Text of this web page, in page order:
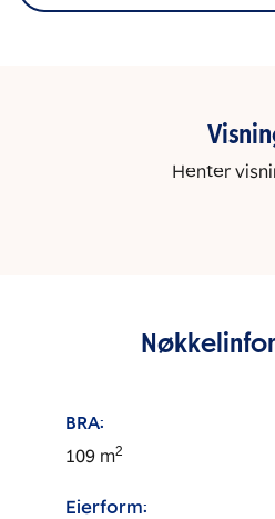
Henter
BRA:
109 m2
Eierform: